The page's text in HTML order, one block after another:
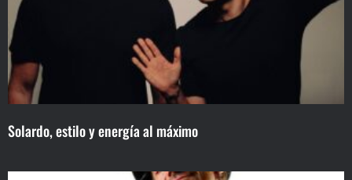
Solardo, estilo y energía al máximo